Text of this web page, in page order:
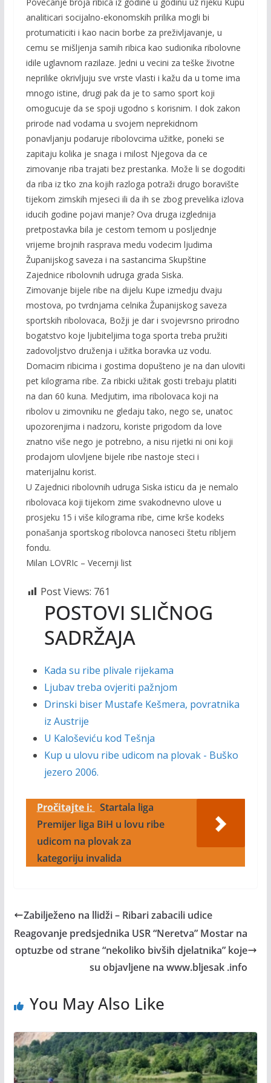
analiticari socijalno-ekonomskih prilika mogli bi
protumaticiti i kao nacin borbe za preživljavanje, u
cemu se mišljenja samih ribica kao sudionika ribolovne
idile uglavnom razilaze. Jedni u vecini za teške životne
neprilike okrivljuju sve vrste vlasti i kažu da u tome ima
mnogo istine, drugi pak da je to samo sport koji
omogucuje da se spoji ugodno s korisnim. I dok zakon
prirode nad vodama u svojem neprekidnom
ponavljanju podaruje ribolovcima užitke, poneki se
zapitaju kolika je snaga i milost Njegova da ce
zimovanje riba trajati bez prestanka. Može li se dogoditi
da riba iz tko zna kojih razloga potraži drugo boravište
tijekom zimskih mjeseci ili da ih se zbog prevelika izlova
iducih godine pojavi manje? Ova druga izglednija
pretpostavka bila je cestom temom u posljednje
vrijeme brojnih rasprava medu vodecim ljudima
Županijskog saveza i na sastancima Skupštine
Zajednice ribolovnih udruga grada Siska.
Zimovanje bijele ribe na dijelu Kupe izmedju dvaju
mostova, po tvrdnjama celnika Županijskog saveza
sportskih ribolovaca, Božji je dar i svojevrsno prirodno
bogatstvo koje ljubiteljima toga sporta treba pružiti
zadovoljstvo druženja i užitka boravka uz vodu.
Domacim ribicima i gostima dopušteno je na dan uloviti
pet kilograma ribe. Za ribicki užitak gosti trebaju platiti
na dan 60 kuna. Medjutim, ima ribolovaca koji na
ribolov u zimovniku ne gledaju tako, nego se, unatoc
upozorenjima i nadzoru, koriste prigodom da love
znatno više nego je potrebno, a nisu rijetki ni oni koji
prodajom ulovljene bijele ribe nastoje steci i
materijalnu korist.
U Zajednici ribolovnih udruga Siska isticu da je nemalo
ribolovaca koji tijekom zime svakodnevno ulove u
prosjeku 15 i više kilograma ribe, cime krše kodeks
ponašanja sportskog ribolovca nanoseci štetu ribljem
fondu.
Milan LOVRIc – Vecernji list
Post Views: 761
POSTOVI SLIČNOG
SADRŽAJA
Kada su ribe plivale rijekama
Ljubav treba ovjeriti pažnjom
Drinski biser Mustafe Kešmera, povratnika
iz Austrije
U Kaloševiću kod Tešnja
Kup u ulovu ribe udicom na plovak - Buško
jezero 2006.
Pročitajte i: Startala liga
Premijer liga BiH u lovu ribe
udicom na plovak za
kategoriju invalida
Zabilježeno na llidži – Ribari zabacili udice
Reagovanje predsjednika USR “Neretva” Mostar na
optuzbe od strane “nekoliko bivših djelatnika” koje
su objavljene na www.bljesak .info
You May Also Like